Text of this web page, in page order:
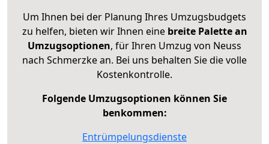
Um Ihnen bei der Planung Ihres Umzugsbudgets
zu helfen, bieten wir Ihnen eine breite Palette an
Umzugsoptionen, für Ihren Umzug von Neuss
nach Schmerzke an. Bei uns behalten Sie die volle
Kostenkontrolle.
Folgende Umzugsoptionen können Sie
benkommen:
Entrümpelungsdienste